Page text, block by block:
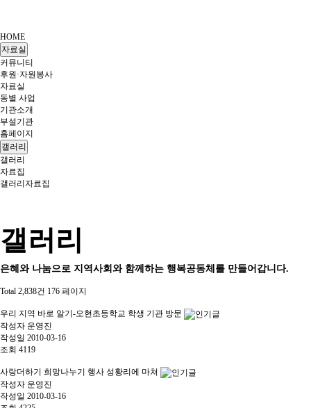
HOME
자료실
커뮤니티
후원·자원봉사
자료실
동별 사업
기관소개
부설기관
홈페이지
갤러리
갤러리
자료집
갤러리 자료집
갤러리
은혜와 나눔으로 지역사회와 함께하는 행복공동체를 만들어갑니다.
Total 2,838건 176 페이지
우리 지역 바로 알기-오현초등학교 학생 기관 방문
작성자 운영진
작성일 2010-03-16
조회 4119
사랑더하기 희망나누기 행사 성황리에 마쳐
작성자 운영진
작성일 2010-03-16